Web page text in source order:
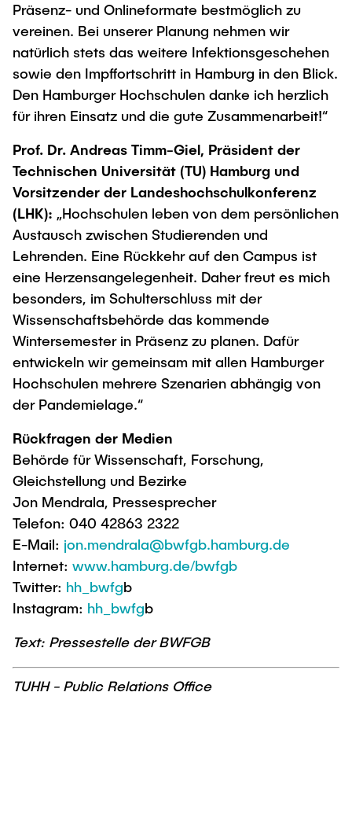
Präsenz- und Onlineformate bestmöglich zu
vereinen. Bei unserer Planung nehmen wir
natürlich stets das weitere Infektionsgeschehen
sowie den Impffortschritt in Hamburg in den Blick.
Den Hamburger Hochschulen danke ich herzlich
für ihren Einsatz und die gute Zusammenarbeit!“
Prof. Dr. Andreas Timm-Giel, Präsident der
Technischen Universität (TU) Hamburg und
Vorsitzender der Landeshochschulkonferenz
(LHK): „Hochschulen leben von dem persönlichen
Austausch zwischen Studierenden und
Lehrenden. Eine Rückkehr auf den Campus ist
eine Herzensangelegenheit. Daher freut es mich
besonders, im Schulterschluss mit der
Wissenschaftsbehörde das kommende
Wintersemester in Präsenz zu planen. Dafür
entwickeln wir gemeinsam mit allen Hamburger
Hochschulen mehrere Szenarien abhängig von
der Pandemielage.“
Rückfragen der Medien
Behörde für Wissenschaft, Forschung,
Gleichstellung und Bezirke
Jon Mendrala, Pressesprecher
Telefon: 040 42863 2322
E-Mail: jon.mendrala@bwfgb.hamburg.de
Internet: www.hamburg.de/bwfgb
Twitter: hh_bwfgb
Instagram: hh_bwfgb
Text: Pressestelle der BWFGB
TUHH - Public Relations Office